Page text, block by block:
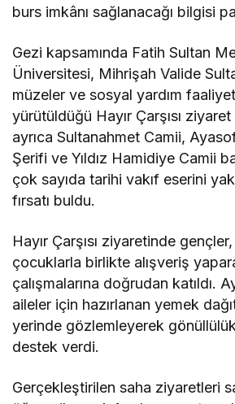
burs imkânı sağlanacağı bilgisi
Gezi kapsamında Fatih Sultan
Üniversitesi, Mihrişah Valide
müzeler ve sosyal yardım
yürütüldüğü Hayır Çarşısı
ayrıca Sultanahmet Camii,
Şerifi ve Yıldız Hamidiye Camii
çok sayıda tarihi vakıf eserini
fırsatı buldu.
Hayır Çarşısı ziyaretinde
çocuklarla birlikte alışveriş
çalışmalarına doğrudan katıldı.
aileler için hazırlanan yemek
yerinde gözlemleyerek
destek verdi.
Gerçekleştirilen saha ziyaretleri